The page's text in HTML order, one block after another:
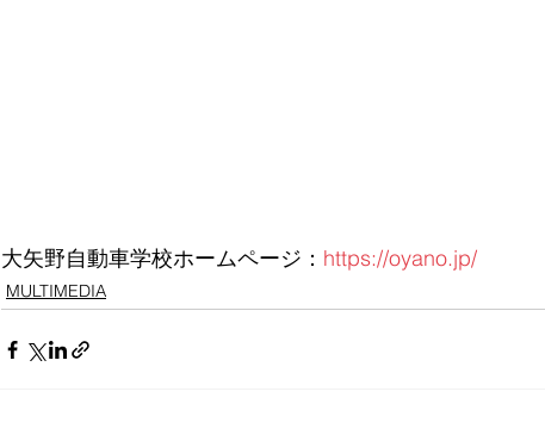
大矢野自動車学校ホームページ： https://oyano.jp/
MULTIMEDIA